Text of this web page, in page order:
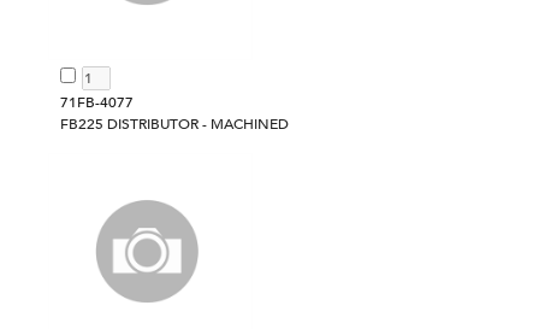
71FB-4077
FB225 DISTRIBUTOR - MACHINED